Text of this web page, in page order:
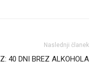
Naslednji članek
40 DNI BREZ ALKOHOLA